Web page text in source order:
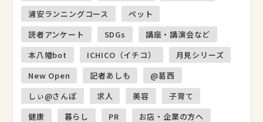
浦安ランニングコース
ペット
読者アンケート
SDGs
講座・講演会など
本八幡bot
ICHICO（イチコ）
月見シリーズ
New Open
記者あしも
@葛西
しぃ@さんぽ
求人 美容
子育て
健康
暮らし PR
お店・企業の方へ